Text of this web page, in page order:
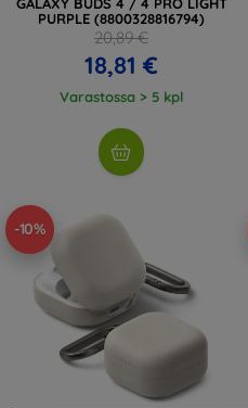
PURPLE (8800328816794)
20,89 €
18,81 €
Varastossa > 5 kpl
-10%